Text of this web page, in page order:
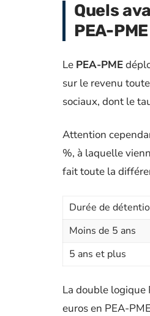
Quels
PEA-
Le PEA-PME
sur le revenu
sociaux, dont le
Attention
%, à laquelle
fait toute la
Durée de
Moins de 5 ans
5 ans et plus
La double logique
euros en PEA-